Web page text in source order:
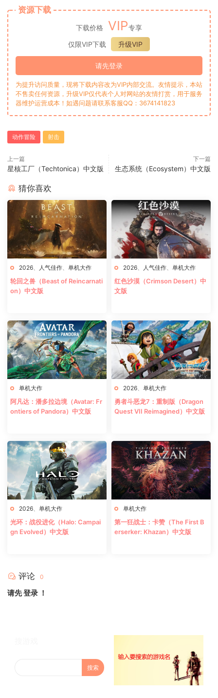
资源下载
下载价格 VIP专享
仅限VIP下载
升级VIP
请先登录
为提升访问质量，现将下载内容改为VIP内部交流。友情提示，本站
不售卖任何资源，升级VIP仅代表个人对网站的友情打赏，用于服务
器维护运营成本！如遇问题请联系客服QQ：3674141823
动作冒险 射击
上一篇
星核工厂（Techtonica）中文版
下一篇
生态系统（Ecosystem）中文版
猜你喜欢
2026 人气佳作 单机大作
轮回之兽（Beast of Reincarnati
on）中文版
2026 人气佳作 单机大作
红色沙漠（Crimson Desert）中
文版
单机大作
阿凡达：潘多拉边境（Avatar: Fr
ontiers of Pandora）中文版
2026 单机大作
勇者斗恶龙7：重制版（Dragon
Quest VII Reimagined）中文版
2026 单机大作
光环：战役进化（Halo: Campai
gn Evolved）中文版
单机大作
第一狂战士：卡赞（The First B
erserker: Khazan）中文版
评论 0
请先登录 ！